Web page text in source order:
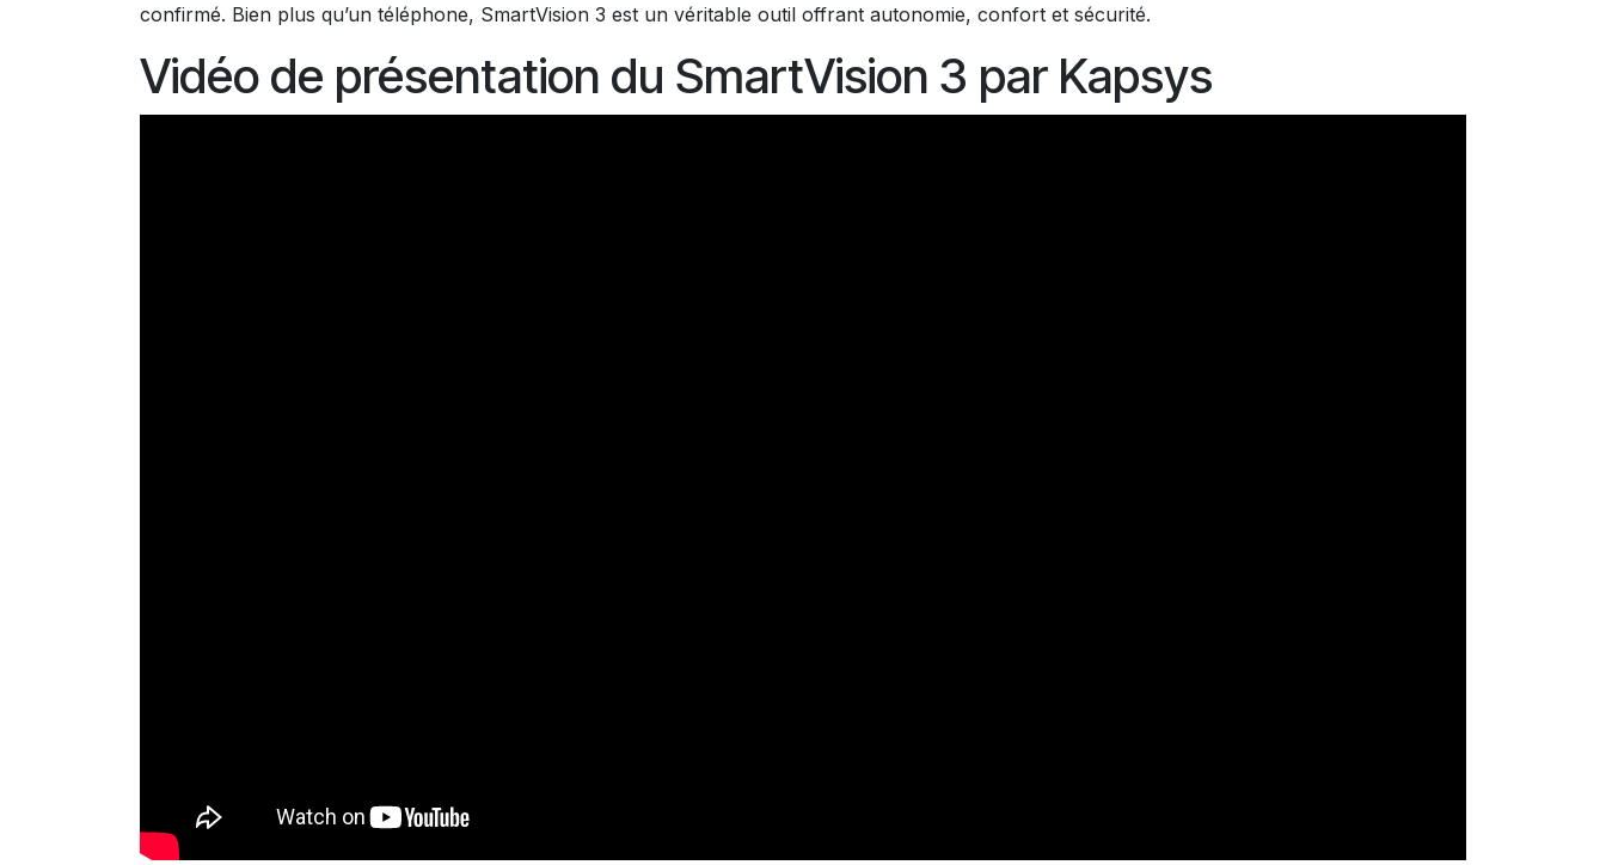
confirmé. Bien plus qu’un téléphone, SmartVision 3 est un véritable outil offrant autonomie, confort et sécurité.
Vidéo de présentation du SmartVision 3 par Kapsys